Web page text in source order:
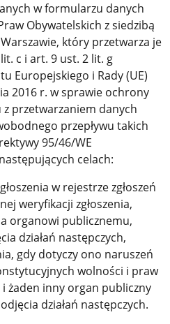
w formularzu danych
Obywatelskich z siedzibą
który przetwarza je
c i art. 9 ust. 2 lit. g
Europejskiego i Rady (UE)
2016 r. w sprawie ochrony
z przetwarzaniem danych
przepływu takich
95/46/WE
celach:
w rejestrze zgłoszeń
weryfikacji zgłoszenia,
organowi publicznemu,
działań następczych,
gdy dotyczy ono naruszeń
wolności i praw
i żaden inny organ publiczny
działań następczych.